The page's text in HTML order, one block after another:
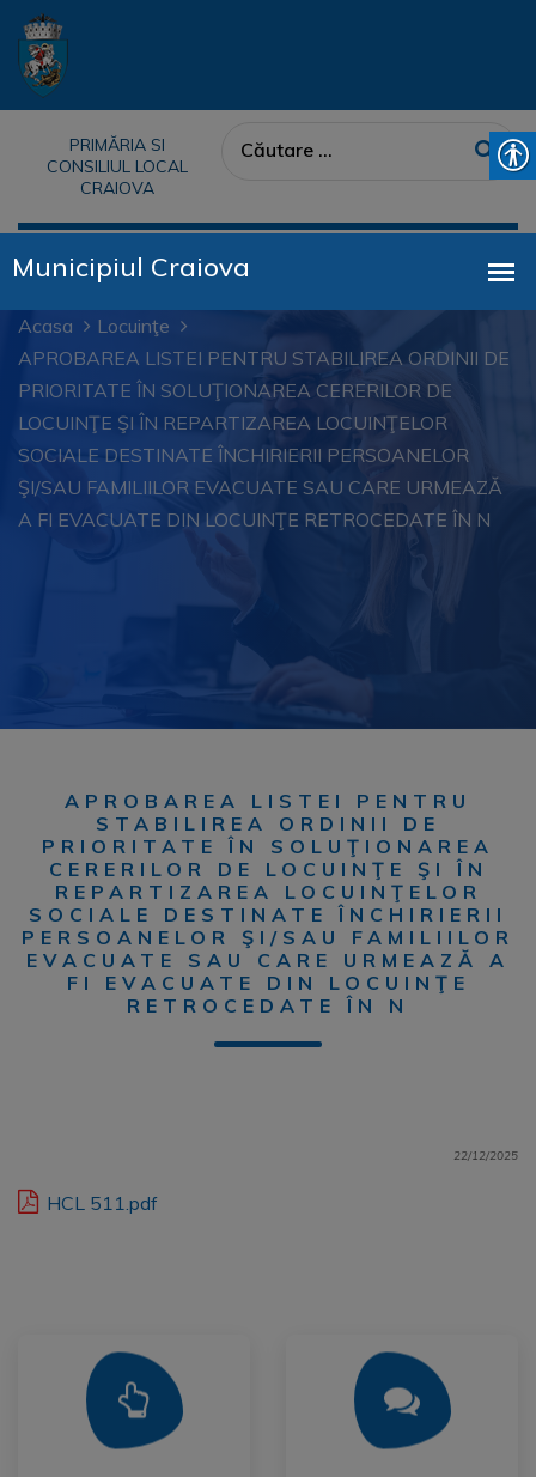
PRIMĂRIA SI
CONSILIUL LOCAL
CRAIOVA
Acasa
Locuinţe
APROBAREA LISTEI PENTRU STABILIREA ORDINII DE
PRIORITATE ÎN SOLUŢIONAREA CERERILOR DE
LOCUINŢE ŞI ÎN REPARTIZAREA LOCUINŢELOR
SOCIALE DESTINATE ÎNCHIRIERII PERSOANELOR
ŞI/SAU FAMILIILOR EVACUATE SAU CARE URMEAZĂ
A FI EVACUATE DIN LOCUINŢE RETROCEDATE ÎN N
APROBAREA LISTEI PENTRU
STABILIREA ORDINII DE
PRIORITATE ÎN SOLUŢIONAREA
CERERILOR DE LOCUINŢE ŞI ÎN
REPARTIZAREA LOCUINŢELOR
SOCIALE DESTINATE ÎNCHIRIERII
PERSOANELOR ŞI/SAU FAMILIILOR
EVACUATE SAU CARE URMEAZĂ A
FI EVACUATE DIN LOCUINŢE
RETROCEDATE ÎN N
22/12/2025
HCL 511.pdf
Mai Mult
Publica
Mai Mult